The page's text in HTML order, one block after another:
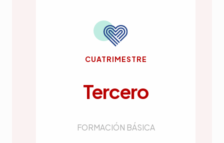
CUATRIMESTRE
Tercero
FORMACIÓN BÁSICA